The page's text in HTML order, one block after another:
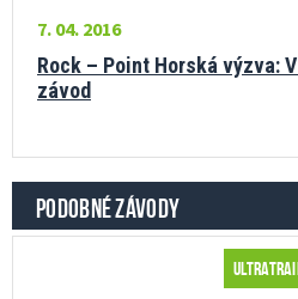
7. 04. 2016
Rock – Point Horská výzva:
závod
PODOBNÉ ZÁVODY